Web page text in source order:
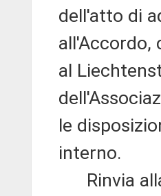
dell'atto di
all'Accordo,
al
le
interno.
Rinvia